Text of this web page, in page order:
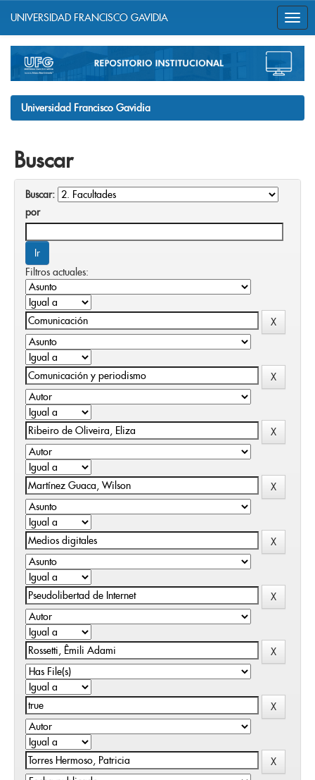
navigation
UNIVERSIDAD FRANCISCO GAVIDIA
Universidad Francisco Gavidia
Buscar
Buscar:
por
Filtros actuales: